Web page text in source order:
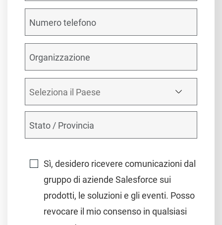
Sì, desidero ricevere comunicazioni dal
gruppo di aziende Salesforce sui
prodotti, le soluzioni e gli eventi. Posso
revocare il mio consenso in qualsiasi